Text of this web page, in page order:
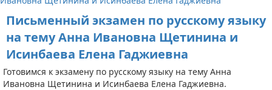
Письменный экзамен по русскому языку
на тему Анна Ивановна Щетинина и
Исинбаева Елена Гаджиевна
Готовимся к экзамену по русскому языку на тему Анна
Ивановна Щетинина и Исинбаева Елена Гаджиевна.